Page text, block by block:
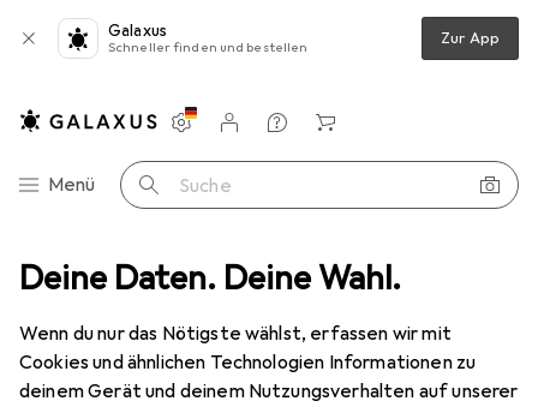
Deine Daten. Deine Wahl.
Wenn du nur das Nötigste wählst, erfassen wir mit
Cookies und ähnlichen Technologien Informationen zu
deinem Gerät und deinem Nutzungsverhalten auf unserer
Galaxus
Schneller finden und bestellen Zur App
Navigation nach Kategorien
Menü Suche
Einstellungen
Kundenkonto
Vergleichslisten
Merklisten
Warenkorb
Kaba Kupplung standard Drehknopfzylinder Modular
2 Bilder